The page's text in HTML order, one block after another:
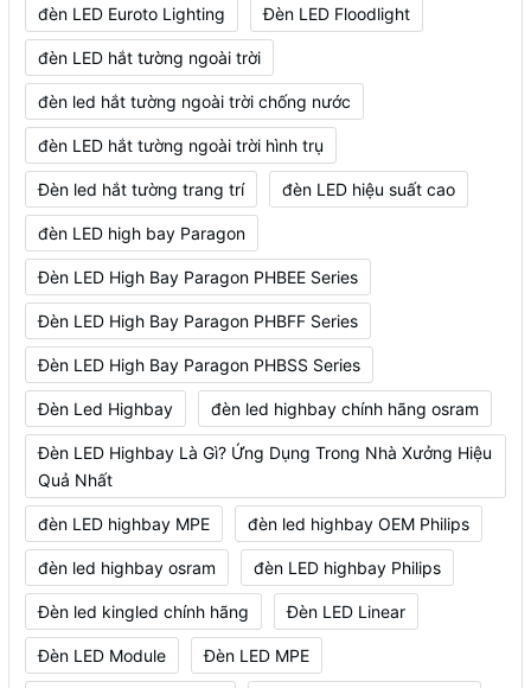
đèn LED Euroto Lighting Đèn LED Floodlight
đèn LED hắt tường ngoài trời
đèn led hắt tường ngoài trời chống nước
đèn LED hắt tường ngoài trời hình trụ
Đèn led hắt tường trang trí đèn LED hiệu suất cao
đèn LED high bay Paragon
Đèn LED High Bay Paragon PHBEE Series
Đèn LED High Bay Paragon PHBFF Series
Đèn LED High Bay Paragon PHBSS Series
Đèn Led Highbay đèn led highbay chính hãng osram
Đèn LED Highbay Là Gì? Ứng Dụng Trong Nhà Xưởng Hiệu
Quả Nhất
đèn LED highbay MPE đèn led highbay OEM Philips
đèn led highbay osram đèn LED highbay Philips
Đèn led kingled chính hãng Đèn LED Linear
Đèn LED Module Đèn LED MPE